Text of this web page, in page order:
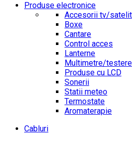
Produse electronice
Accesorii tv/satelit
Boxe
Cantare
Control acces
Lanterne
Multimetre/testere
Produse cu LCD
Sonerii
Statii meteo
Termostate
Aromaterapie
Cabluri